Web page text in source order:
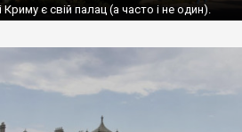
є свій палац (а часто і не один).